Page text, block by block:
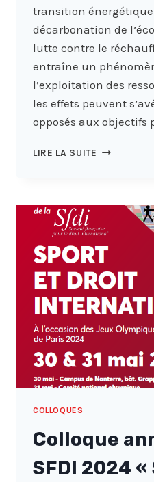
transition
décarbonation de
lutte contre le
entraîne un
l’exploitation des
les effets peuvent
opposés aux objectifs
LIRE LA SUITE
À
L’ÉPREUVE
DE
LA
TRANSITION
ENJEUX
EN
DROIT
COLLOQUES
Colloque
SFDI 2024